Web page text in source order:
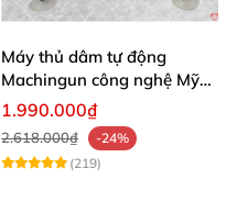
Máy thủ dâm tự động
Machingun công nghệ Mỹ
kích thích cực mạnh
1.990.000₫
2.618.000₫
-24%
(219)